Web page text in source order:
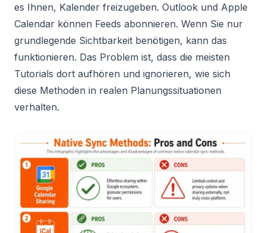
es Ihnen, Kalender freizugeben. Outlook und Apple
Calendar können Feeds abonnieren. Wenn Sie nur
grundlegende Sichtbarkeit benötigen, kann das
funktionieren. Das Problem ist, dass die meisten
Tutorials dort aufhören und ignorieren, wie sich
diese Methoden in realen Planungssituationen
verhalten.